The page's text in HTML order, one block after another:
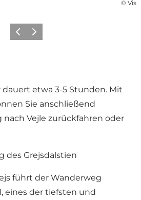
©
ZurückWeiter
dauert etwa 3-5 Stunden. Mit
Sie anschließend
nach Vejle zurückfahren oder
des Grejsdalstien
führt der Wanderweg
eines der tiefsten und